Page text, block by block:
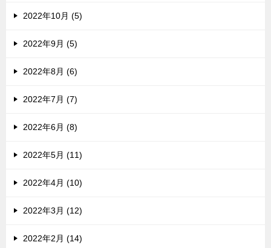
2022年10月 (5)
2022年9月 (5)
2022年8月 (6)
2022年7月 (7)
2022年6月 (8)
2022年5月 (11)
2022年4月 (10)
2022年3月 (12)
2022年2月 (14)